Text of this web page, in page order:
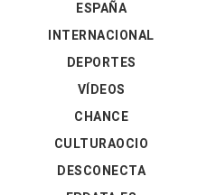
ESPAÑA
INTERNACIONAL
DEPORTES
VÍDEOS
CHANCE
CULTURAOCIO
DESCONECTA